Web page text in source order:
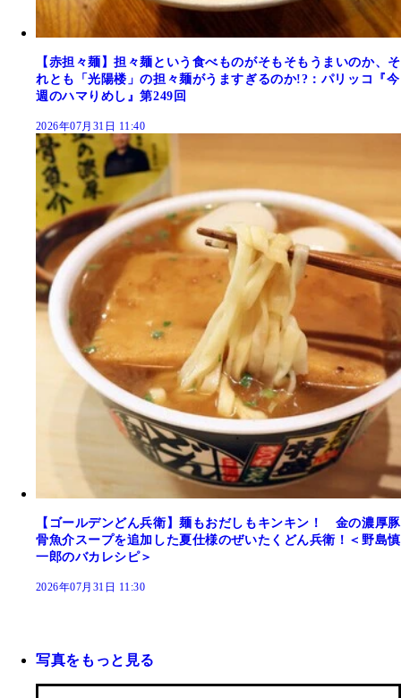
【赤担々麺】担々麺という食べものがそもそもうまいのか、そ
れとも「光陽楼」の担々麺がうますぎるのか!?：パリッコ『今
週のハマりめし』第249回
2026年07月31日 11:40
【ゴールデンどん兵衛】麺もおだしもキンキン！ 金の濃厚豚
骨魚介スープを追加した夏仕様のぜいたくどん兵衛！＜野島慎
一郎のバカレシピ＞
2026年07月31日 11:30
写真をもっと見る